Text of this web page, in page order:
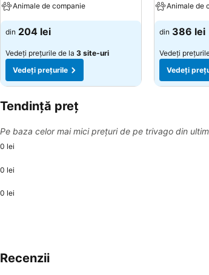
Animale de companie
din 204 lei
Vedeți prețurile de la 3 site-uri
Vedeți prețurile
Animale de
din 386 lei
Vedeți
Vedeți
Tendință preț
Pe baza celor mai mici prețuri de pe trivago din
0 lei
0 lei
0 lei
Recenzii